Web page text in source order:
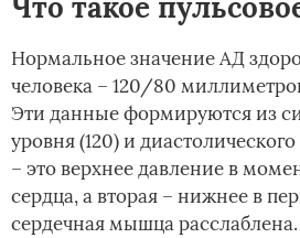
Что такое
Нормальное значение АД
человека – 120/80
Эти данные формируются из
уровня (120) и
– это верхнее давление в
сердца, а вторая – нижнее в
сердечная мышца